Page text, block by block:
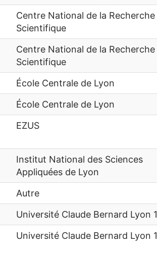
Centre National de la Recherche
Scientifique
Centre National de la Recherche
Scientifique
École Centrale de Lyon
École Centrale de Lyon
EZUS
Institut National des Sciences
Appliquées de Lyon
Autre
Université Claude Bernard Lyon 1
Université Claude Bernard Lyon 1